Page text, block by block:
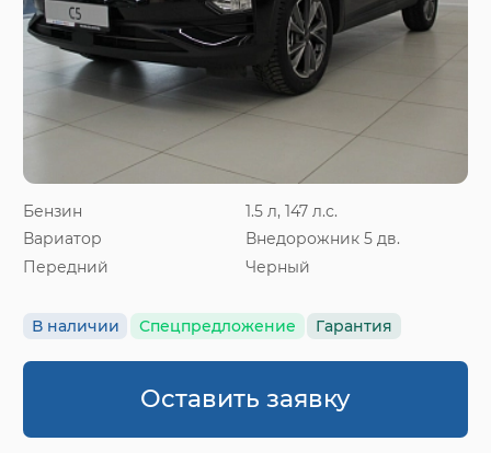
Бензин
1.5 л, 147 л.с.
Вариатор
Внедорожник 5 дв.
Передний
Черный
В наличии Спецпредложение Гарантия
Оставить заявку